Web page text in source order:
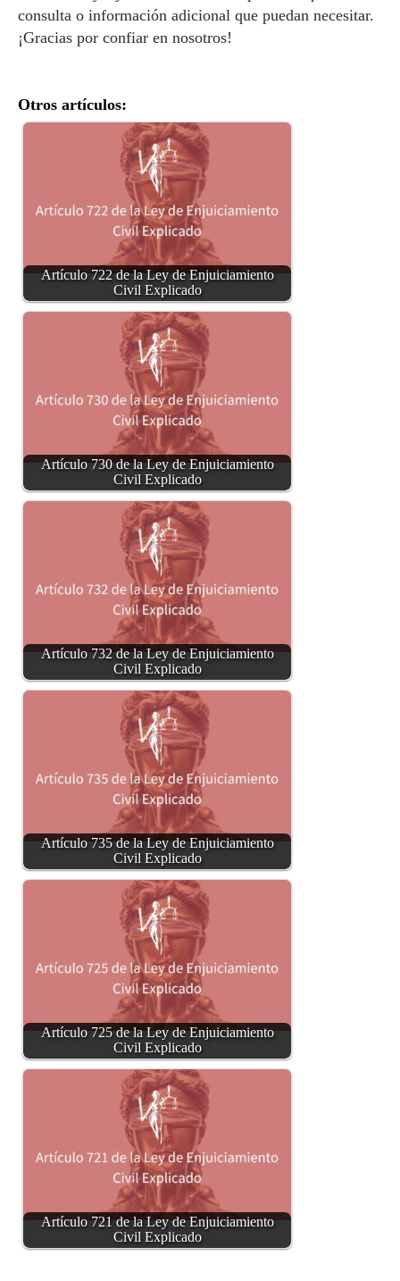
consulta o información adicional que puedan necesitar.
¡Gracias por confiar en nosotros!
Otros artículos:
Artículo 722 de la Ley de Enjuiciamiento
Civil Explicado
Artículo 730 de la Ley de Enjuiciamiento
Civil Explicado
Artículo 732 de la Ley de Enjuiciamiento
Civil Explicado
Artículo 735 de la Ley de Enjuiciamiento
Civil Explicado
Artículo 725 de la Ley de Enjuiciamiento
Civil Explicado
Artículo 721 de la Ley de Enjuiciamiento
Civil Explicado